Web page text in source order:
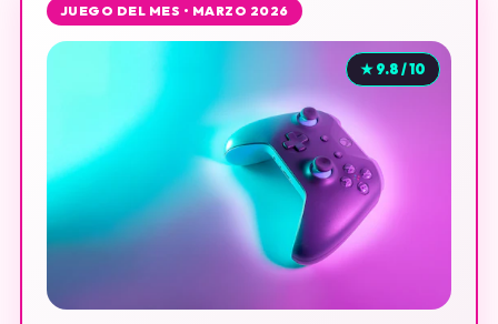
JUEGO DEL MES • MARZO 2026
★ 9.8 / 10